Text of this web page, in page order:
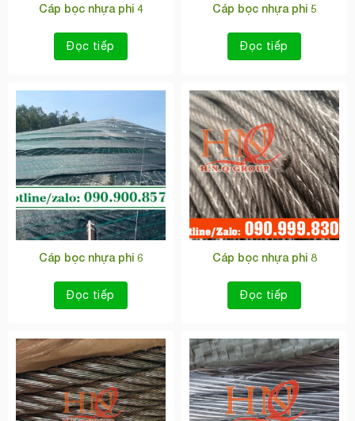
Cáp bọc nhựa phi 4
Đọc tiếp
Cáp bọc nhựa phi 5
Đọc tiếp
Cáp bọc nhựa phi 6
Đọc tiếp
Cáp bọc nhựa phi 8
Đọc tiếp